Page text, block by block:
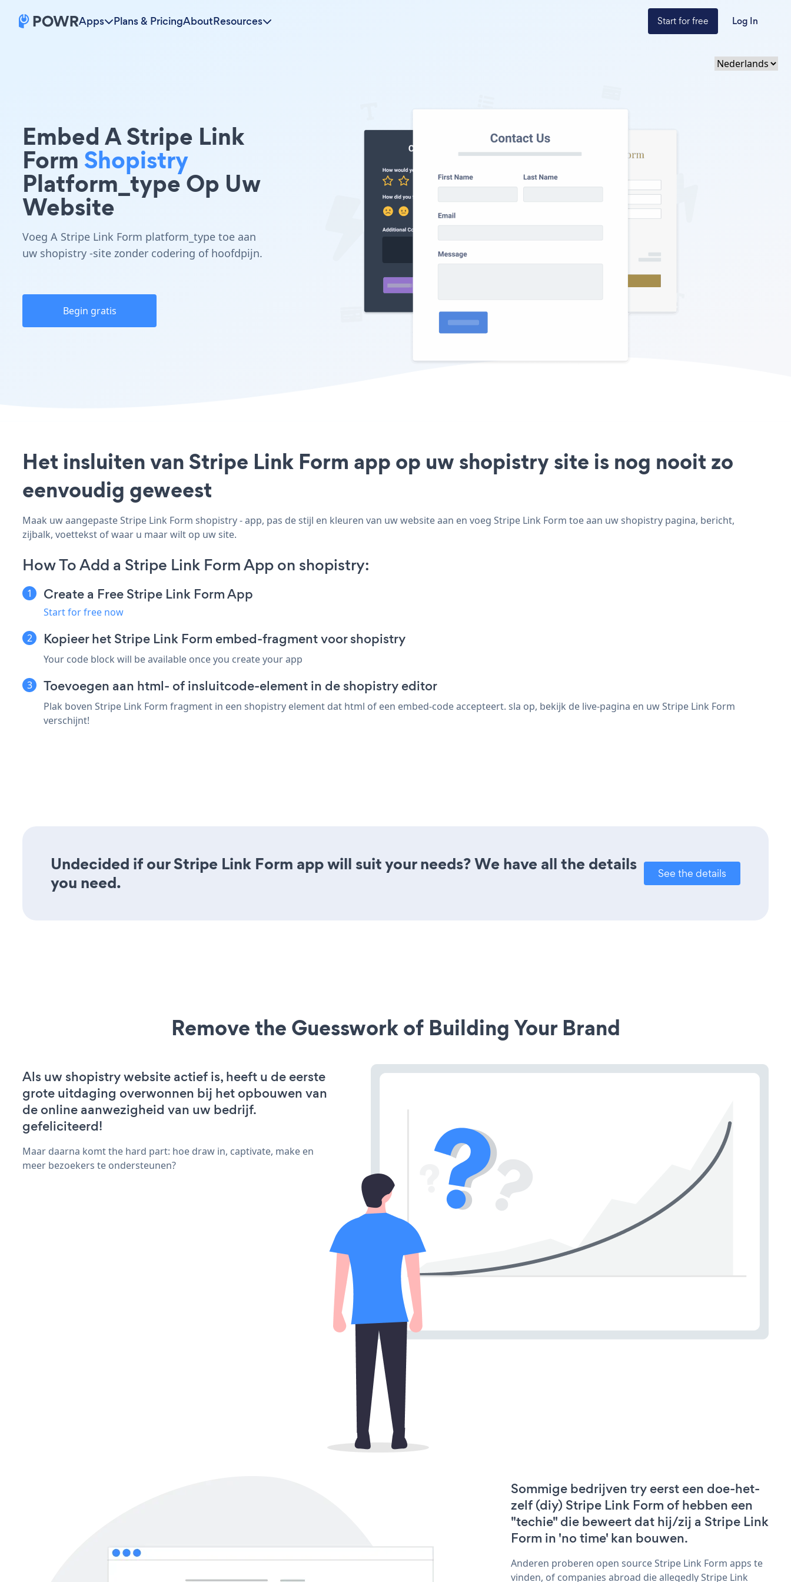
Apps Plans & PricingAboutResources Start for free Log In
Embed A Stripe Link
Form Shopistry
Platform_type Op Uw
Website
Voeg A Stripe Link Form platform_type toe aan
uw shopistry -site zonder codering of hoofdpijn.
Begin gratis
Het insluiten van Stripe Link Form app op uw shopistry site is nog nooit zo
eenvoudig geweest
Maak uw aangepaste Stripe Link Form shopistry - app, pas de stijl en kleuren van uw website aan en voeg Stripe Link Form toe aan uw shopistry pagina, bericht,
zijbalk, voettekst of waar u maar wilt op uw site.
How To Add a Stripe Link Form App on shopistry:
Create a Free Stripe Link Form App
Start for free now
Kopieer het Stripe Link Form embed-fragment voor shopistry
Your code block will be available once you create your app
Toevoegen aan html- of insluitcode-element in de shopistry editor
Plak boven Stripe Link Form fragment in een shopistry element dat html of een embed-code accepteert. sla op, bekijk de live-pagina en uw Stripe Link Form
verschijnt!
Undecided if our Stripe Link Form app will suit your needs? We have all the details
you need.
See the details
Remove the Guesswork of Building Your Brand
Als uw shopistry website actief is, heeft u de eerste
grote uitdaging overwonnen bij het opbouwen van
de online aanwezigheid van uw bedrijf.
gefeliciteerd!
Maar daarna komt the hard part: hoe draw in, captivate, make en
meer bezoekers te ondersteunen?
Sommige bedrijven try eerst een doe-het-
zelf (diy) Stripe Link Form of hebben een
"techie" die beweert dat hij/zij a Stripe Link
Form in 'no time' kan bouwen.
Anderen proberen open source Stripe Link Form apps te
vinden, of companies abroad die allegedly Stripe Link